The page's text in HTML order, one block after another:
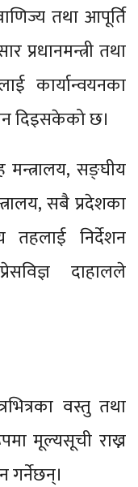
तथा आपूर्ति
प्रधानमन्त्री तथा
कार्यान्वयनका
दिइसकेको छ।
मन्त्रालय, सङ्घीय
सबै प्रदेशका
तहलाई निर्देशन
दाहालले
वस्तु तथा
मूल्यसूची राख्न
गर्नेछन्।